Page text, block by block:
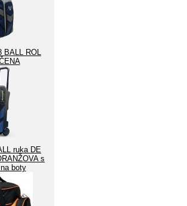
BALL ROL
ruka DE
s
boty